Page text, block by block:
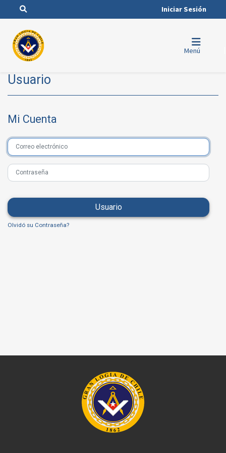
Iniciar Sesión
Menú
Usuario
Mi Cuenta
Usuario
Olvidó su Contraseña?